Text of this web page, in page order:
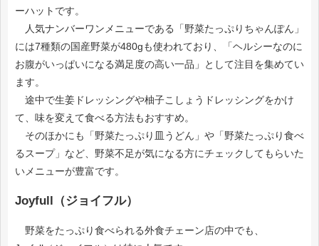
ーハットです。
人気ナンバーワンメニューである「野菜たっぷりちゃんぽん」
には7種類の国産野菜が480gも使われており、「ヘルシーなのに
お腹がいっぱいになる満足度の高い一品」として注目を集めてい
ます。
途中で生姜ドレッシングや柚子こしょうドレッシングをかけ
て、味を変えて食べる方法もおすすめ。
そのほかにも「野菜たっぷり皿うどん」や「野菜たっぷり食べ
るスープ」など、野菜不足が気になる方にチェックしてもらいた
いメニューが豊富です。
Joyfull（ジョイフル）
野菜をたっぷり食べられる外食チェーン店の中でも、